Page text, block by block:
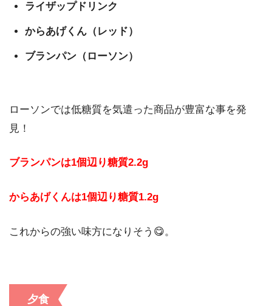
ライザップドリンク
からあげくん（レッド）
ブランパン（ローソン）
ローソンでは低糖質を気遣った商品が豊富な事を発
見！
ブランパンは1個辺り糖質2.2g
からあげくんは1個辺り糖質1.2g
これからの強い味方になりそう😋。
夕食